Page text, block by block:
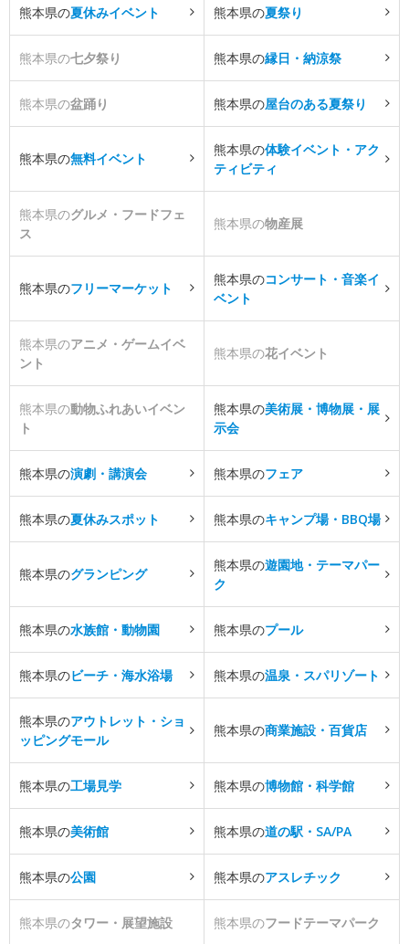
熊本県の夏休みイベント 熊本県の夏祭り
熊本県の七夕祭り 熊本県の縁日・納涼祭
熊本県の盆踊り 熊本県の屋台のある夏祭り
熊本県の無料イベント
熊本県の体験イベント・アク
ティビティ
熊本県のグルメ・フードフェ
ス
熊本県の物産展
熊本県のフリーマーケット
熊本県のコンサート・音楽イ
ベント
熊本県のアニメ・ゲームイベ
ント
熊本県の花イベント
熊本県の動物ふれあいイベン
ト
熊本県の美術展・博物展・展
示会
熊本県の演劇・講演会 熊本県のフェア
熊本県の夏休みスポット 熊本県のキャンプ場・BBQ場
熊本県のグランピング
熊本県の遊園地・テーマパー
ク
熊本県の水族館・動物園 熊本県のプール
熊本県のビーチ・海水浴場 熊本県の温泉・スパリゾート
熊本県のアウトレット・ショ
ッピングモール
熊本県の商業施設・百貨店
熊本県の工場見学 熊本県の博物館・科学館
熊本県の美術館 熊本県の道の駅・SA/PA
熊本県の公園 熊本県のアスレチック
熊本県のタワー・展望施設 熊本県のフードテーマパーク